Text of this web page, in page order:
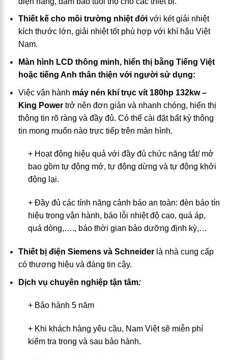
Thiết kế cho môi trường nhiệt đới với két giải nhiệt
kích thước lớn, giải nhiệt tốt phù hợp với khí hậu Việt
Nam.
Màn hình LCD thông minh, hiển thị bằng Tiếng Việt
hoặc tiếng Anh thân thiện với người sử dụng:
Việc vận hành máy nén khí trục vít 180hp 132kw –
King Powertrở nên đơn giản và nhanh chóng, hiển thị
thông tin rõ ràng và đầy đủ. Có thể cài đặt bất kỳ thông
tin mong muốn nào trực tiếp trên màn hình.
+ Hoạt động hiệu quả với đầy đủ chức năng tắt/ mở
bao gồm tự động mở, tự động dừng và tự động khởi
động lại.
+ Đầy đủ các tính năng cảnh báo an toàn: đèn báo tín
hiệu trong vận hành, báo lỗi nhiệt độ cao, quá áp,
quá dòng,…., báo thời gian bảo dưỡng định kỳ,…
Thiết bị điện Siemens và Schneider là nhà cung cấp
có thương hiệu và đáng tin cậy.
Dịch vụ chuyên nghiệp tận tâm:
+ Bảo hành 5 năm
+ Khi khách hàng yêu cầu, Nam Việt sẽ miễn phí
kiểm tra trong và sau bảo hành.